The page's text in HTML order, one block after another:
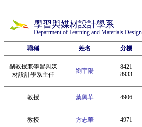
學習與媒材設計學系
Department of Learning and Materials Design
職稱 姓名 分機
副教授兼學習與媒
材設計學系主任
劉宇陽
8421
8933
教授 葉興華 4906
教授 方志華 4971